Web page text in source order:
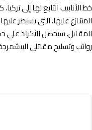
المتنازع عليها، ‏التى يسيطر
المقابل، سيحصل الأكراد على
رواتب وتسليح مقاتلى